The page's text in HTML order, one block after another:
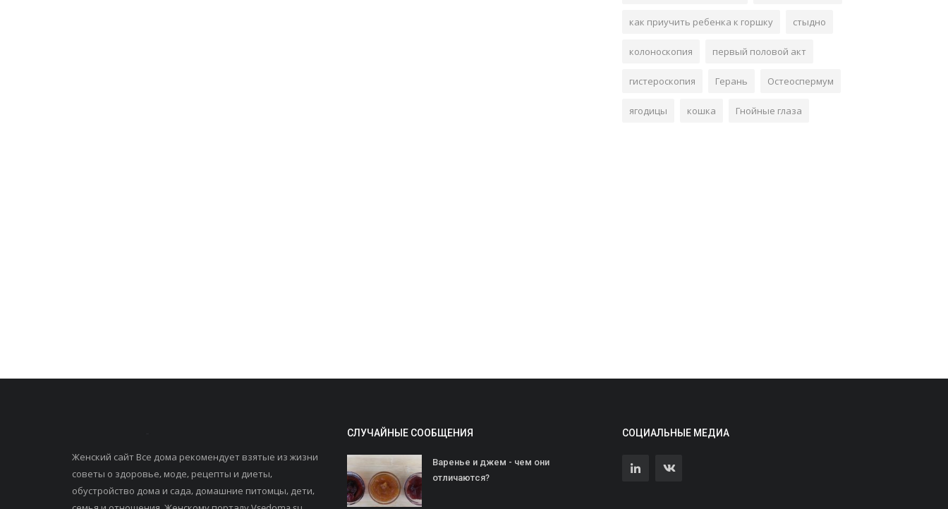
как приучить ребенка к горшку стыдно
колоноскопия первый половой акт
гистероскопия Герань Остеоспермум
ягодицы кошка Гнойные глаза
Женский сайт Все дома рекомендует взятые из жизни
советы о здоровье, моде, рецепты и диеты,
обустройство дома и сада, домашние питомцы, дети,
СЛУЧАЙНЫЕ СООБЩЕНИЯ
Варенье и джем - чем они
отличаются?
СОЦИАЛЬНЫЕ МЕДИА